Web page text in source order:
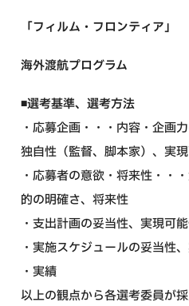
「フィルム・フロンティア」
海外渡航プログラム
◾️選考基準、選考方法
・応募企画・・・内容・企画
独自性（監督、脚本家）、実
・応募者の意欲・将来性・・
的の明確さ、将来性
・支出計画の妥当性、実現可
・実施スケジュールの妥当性
・実績
以上の観点から各選考委員が